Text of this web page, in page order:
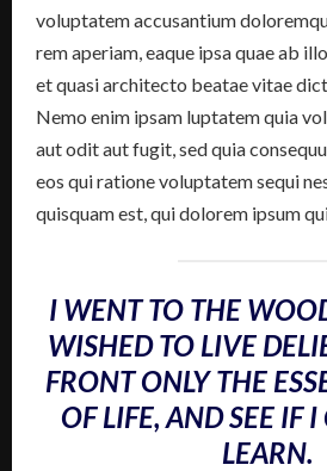
voluptatem accusantium
rem aperiam, eaque ipsa quae ab
et quasi architecto beatae vitae
Nemo enim ipsam luptatem quia
aut odit aut fugit, sed quia
eos qui ratione voluptatem sequi
quisquam est, qui dolorem ipsum
I WENT TO THE
WISHED TO LIVE
FRONT ONLY THE
OF LIFE, AND SEE IF
LEARN.